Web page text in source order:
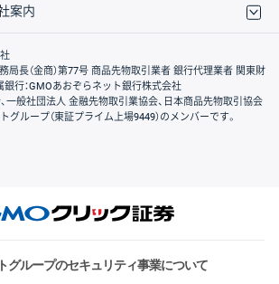
案内
ついて
局長（金商）第77号 商品先物取引業者 銀行代理業者 関東財
銀行：GMOあおぞらネット銀行株式会社
一般社団法人 金融先物取引業協会、日本商品先物取引協会
グループ（東証プライム上場9449）のメンバーです。
グループのセキュリティ事業について